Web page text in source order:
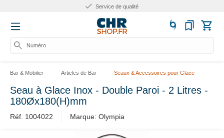
Service de qualité
Numéro d'
Bar & Mobilier Articles de Bar Seaux & Accessoires pour Glace
Seau à Glace Inox - Double Paroi - 2 Litres -
180Øx180(H)mm
Réf. 1004022 Marque: Olympia